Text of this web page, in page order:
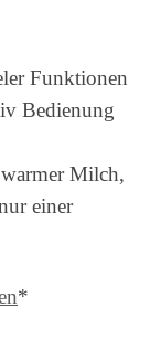
Funktionen
Bedienung
Milch,
einer
*